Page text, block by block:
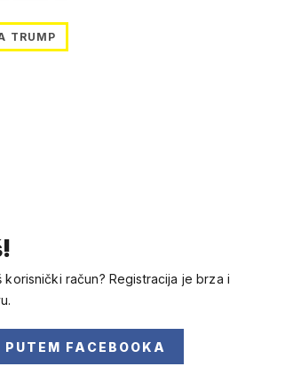
TRUMP
račun? Registracija je brza i
PUTEM FACEBOOKA